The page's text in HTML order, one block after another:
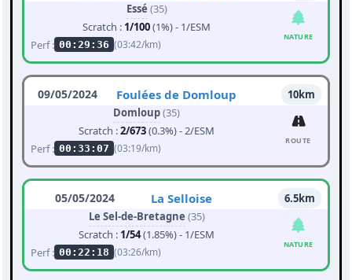
Essé (35)
Scratch : 1/100(1%) - 1/ESM
Perf : 00:29:36 (03:42/km)
NATURE
09/05/2024 Foulées de Domloup
10km
Domloup(35)
Scratch :2/673(0.3%) - 2/ESM
Perf : 00:33:07 (03:19/km)
ROUTE
05/05/2024 La Selloise
6.5km
Le Sel-de-Bretagne (35)
Scratch : 1/54(1.85%) - 1/ESM
Perf : 00:22:18 (03:26/km)
NATURE